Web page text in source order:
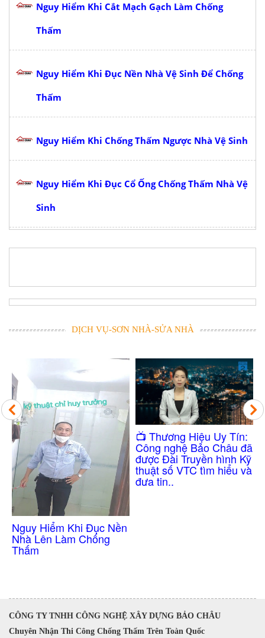
Nguy Hiểm Khi Cắt Mạch Gạch Làm Chống
Thấm
Nguy Hiểm Khi Đục Nền Nhà Vệ Sinh Để Chống
Thấm
Nguy Hiểm Khi Chống Thấm Ngược Nhà Vệ Sinh
Nguy Hiểm Khi Đục Cổ Ống Chống Thấm Nhà Vệ
Sinh
DỊCH VỤ-SƠN NHÀ-SỬA NHÀ
​📺 Thương Hiệu Uy Tín:
Công nghệ Bảo Châu đã
được Đài Truyền hình Kỹ
thuật số VTC tìm hiểu và
đưa tin..
Công Nghệ Chống
Thấm Nhà Vệ Sinh
Không Cần Đục Gạch
CÔNG TY TNHH CÔNG NGHỆ XÂY DỰNG BẢO CHÂU
Chuyên Nhận Thi Công Chống Thấm Trên Toàn Quốc